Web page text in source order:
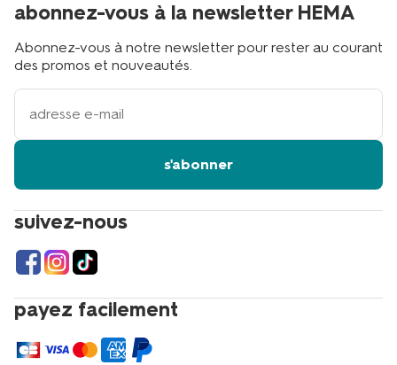
suivez-nous
payez facilement
abonnez-vous à la newsletter HEMA
Abonnez-vous à notre newsletter pour rester au courant
des promos et nouveautés.
votre
adresse
s'abonner